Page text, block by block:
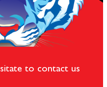
to contact us